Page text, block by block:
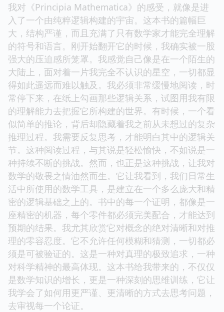
我对《Principia Mathematica》的感受，就像是进
入了一个由纯粹逻辑构建的宇宙。这本书的篇幅巨
大，结构严谨，而且充满了只有数学家才能完全理解
的符号和语言。刚开始翻开它的时候，我确实被一股
强大的压迫感所笼罩。我感觉自己像是在一个陌生的
大陆上，面对着一片我完全不认识的星空，一切都显
得如此遥远而难以触及。我必须非常缓慢地阅读，时
常停下来，在纸上勾画那些逻辑关系，试图用我有限
的理解能力去把握它所构建的世界。有时候，一个看
似简单的推论，背后却隐藏着我之前从未想过的复杂
推理过程。我需要反复思考，才能明白其中的逻辑关
节。这种阅读过程，与其说是轻松愉快，不如说是一
种持续不断的挑战。然而，也正是这种挑战，让我对
数学的敬畏之情油然而生。它让我看到，我们日常生
活中所使用的数学工具，是建立在一个多么庞大和精
密的逻辑基础之上的。书中的每一个证明，都像是一
座精密的机器，每个零件都必须完美配合，才能达到
预期的结果。我尤其欣赏它对概念的绝对清晰和对推
理的零容忍度。它不允许任何模糊和猜测，一切都必
须是可被验证的。这是一种对真理的极致追求，一种
对科学精神的最高体现。这本书给我带来的，不仅仅
是数学知识的增长，更是一种深刻的思维训练，它让
我学会了如何用更严谨、更清晰的方式去思考问题，
去审视每一个论证。